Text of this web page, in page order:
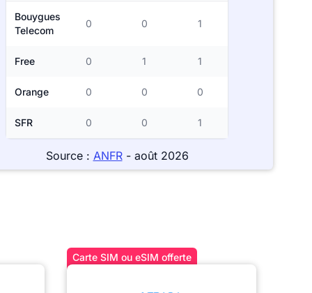
Bouygues
Telecom
0 0 1
Free 0 1 1
Orange 0 0 0
SFR 0 0 1
Source : ANFR- août 2026
Carte SIM ou eSIM offerte